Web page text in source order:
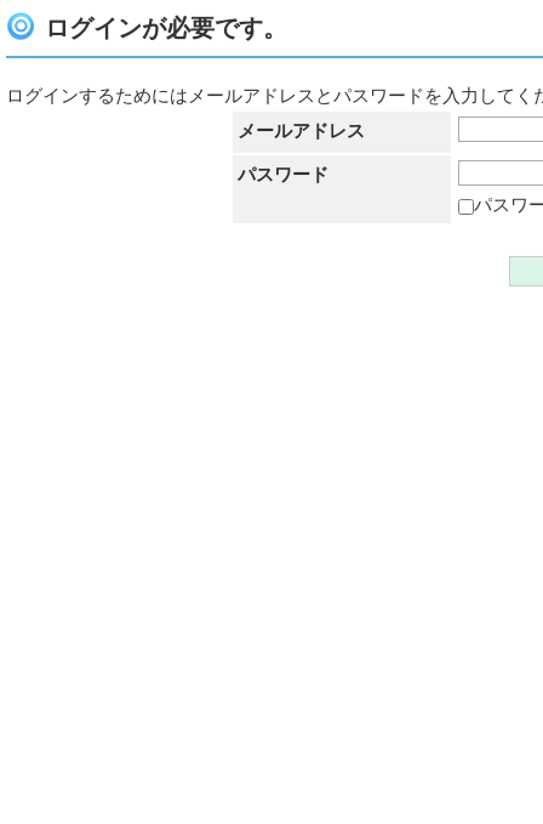
ログインが必要です。
ログインするためにはメールアドレスとパスワードを入力してく
メールアドレス
パスワード
パスワ